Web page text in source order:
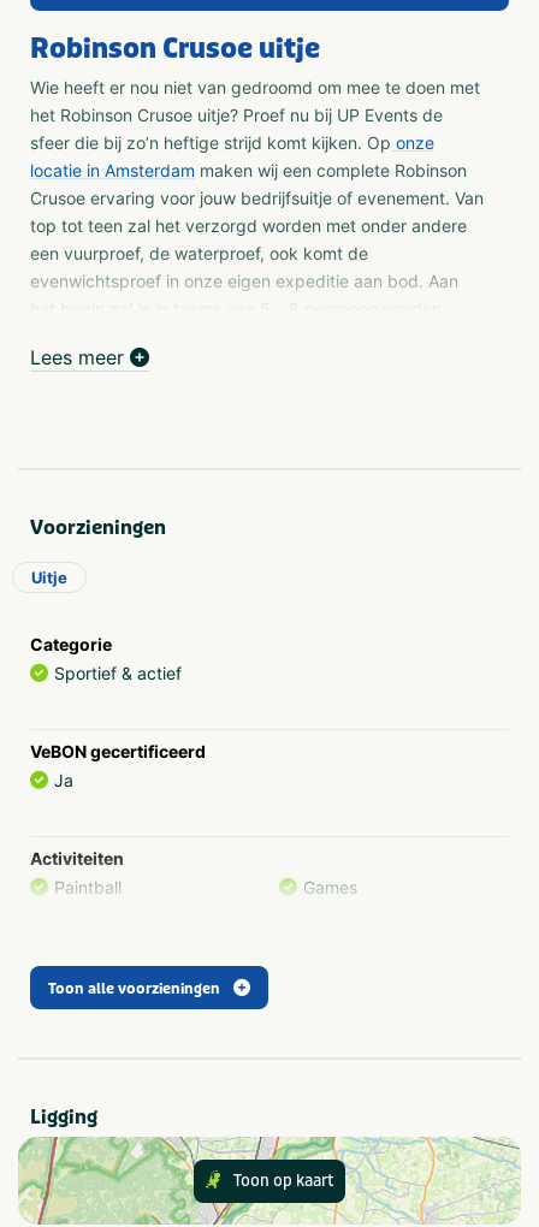
Robinson Crusoe uitje
Wie heeft er nou niet van gedroomd om mee te doen met
het Robinson Crusoe uitje? Proef nu bij UP Events de
sfeer die bij zo’n heftige strijd komt kijken. Op onze
locatie in Amsterdam maken wij een complete Robinson
Crusoe ervaring voor jouw bedrijfsuitje of evenement. Van
top tot teen zal het verzorgd worden met onder andere
een vuurproef, de waterproef, ook komt de
evenwichtsproef in onze eigen expeditie aan bod. Aan
het begin zal je in teams van 5 – 8 personen worden
hoe goed je de opdrachten ook uitvoert, kan je altijd bij
nog veel meer! Kortom, het Robinson Crusoe uitje, is een
Dit programma is inclusief
Professionele begeleiding
1,25/2,5 uur durend programma
Hoogwaardige spelmaterialen
parkeergelegenheid
Eventueel Engelse begeleiding
Lees meer
Voorzieningen
Uitje
Categorie
Sportief & actief
VeBON gecertificeerd
Ja
Activiteiten
Paintball
Games
Gezelschap
Bedrijfsuitje
Familiedag
Kinderfeestje
Vrijgezellenfeest
Vrijgezellenfeest mannen
Vrijgezellenfeest vrouwen
Toon alle voorzieningen
Ligging
Toon op kaart